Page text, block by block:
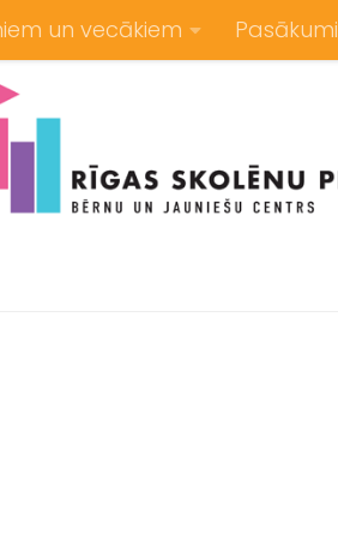
un vecākiem Pasākumi